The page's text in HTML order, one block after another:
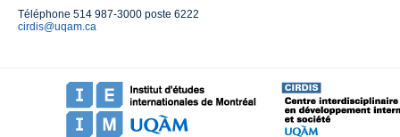
Téléphone 514 987-3000 poste 6222
cirdis@uqam.ca